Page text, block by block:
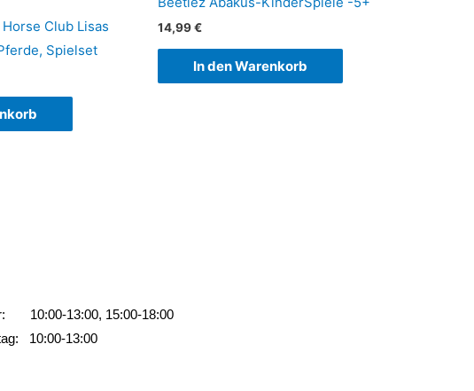
Club Lisas
Spielset
14,99€
In den Warenkorb
10:00-13:00, 15:00-18:00
10:00-13:00